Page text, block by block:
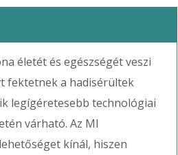
életét és egészségét veszi
fektetnek a hadisérültek
legígéretesebb technológiai
várható. Az MI
kínál, hiszen